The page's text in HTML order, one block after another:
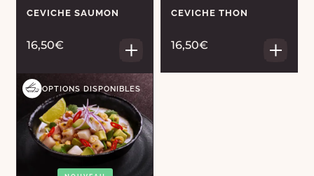
CEVICHE SAUMON
16,50€
CEVICHE THON
16,50€
OPTIONS DISPONIBLES